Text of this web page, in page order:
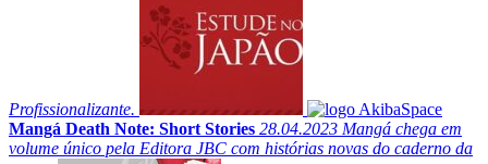
Profissionalizante.
Mangá Death Note: Short Stories 28.04.2023 Mangá chega em
volume único pela Editora JBC com histórias novas do caderno da